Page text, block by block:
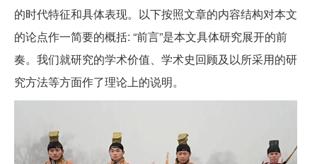
的时代特征和具体表现。以下按照文章的内容结构对本文
的论点作一简要的概括: “前言”是本文具体研究展开的前
奏。我们就研究的学术价值、学术史回顾及以所采用的研
究方法等方面作了理论上的说明。